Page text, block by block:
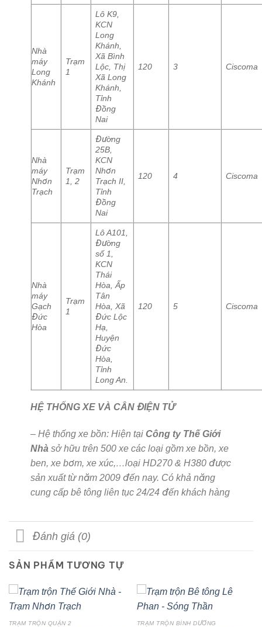
Nhà
máy
Long
Khánh
Trạm
1
Lô K9,
KCN
Long
Khánh,
Xã Bình
Lộc, Thị
Xã Long
Khánh,
Tỉnh
Đồng
Nai
120 3 Ciscoma
Nhà
máy
Nhơn
Trạch
Trạm
1, 2
Đường
25B,
KCN
Nhơn
Trạch II,
Tỉnh
Đồng
Nai
120 4 Ciscoma
Nhà
máy
Gạch
Đức
Hòa
Trạm
1
Lô A101,
Đường
số 1,
KCN
Thái
Hòa, Ấp
Tân
Hòa, Xã
Đức Lộc
Hạ,
Huyện
Đức
Hòa,
Tỉnh
Long An.
120 5 Ciscoma
HỆ THỐNG XE VÀ CÂN ĐIỆN TỬ
– Hệ thống xe bồn: Hiện tại Công ty Thế Giới
Nhà sở hữu trên 500 xe các loại gồm xe bồn, xe
ben, xe bơm, xe xúc,…loại HD270 & H380 được
sản xuất từ năm 2009 đến nay. Có khả năng
cung cấp bê tông liên tục 24/24 đến khách hàng
Đánh giá (0)
SẢN PHẨM TƯƠNG TỰ
TRẠM TRỘN QUẬN 2 TRẠM TRỘN BÌNH DƯƠNG